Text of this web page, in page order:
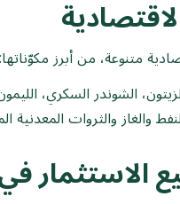
متنوعة، من أبرز مكوّناتها:
الشوندر السكري،
والغاز والثروات المعدنية
الاستثمار